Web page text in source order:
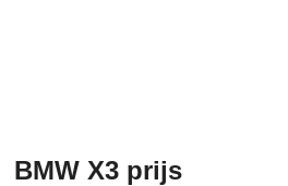
BMW X3 prijs